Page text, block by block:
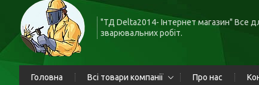
"ТД Delta2014- Інтернет магазин" Все
зварювальних робіт.
Головна Всі товари компанії Про нас